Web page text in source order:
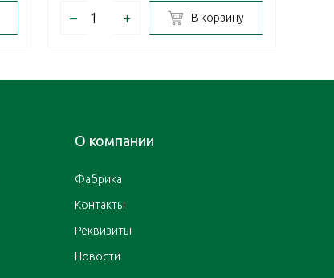
– + В корзину
О компании
Фабрика
Контакты
Реквизиты
Новости